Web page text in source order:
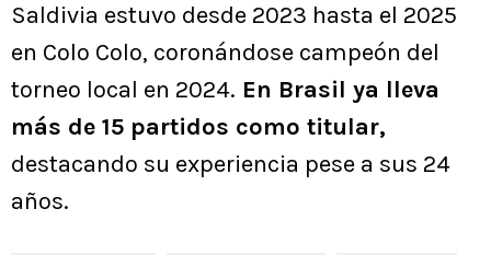
Saldivia estuvo desde 2023 hasta el 2025
en Colo Colo, coronándose campeón del
torneo local en 2024. En Brasil ya lleva
más de 15 partidos como titular,
destacando su experiencia pese a sus 24
años.